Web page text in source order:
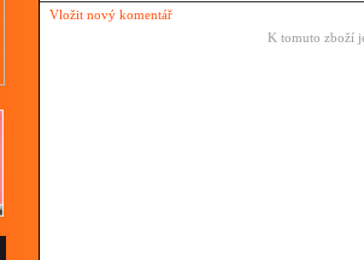
Vložit nový komentář
K tomuto zboží